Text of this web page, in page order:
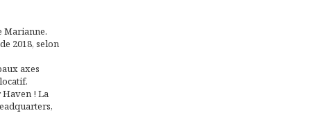
Marianne.
2018, selon
axes
Haven ! La